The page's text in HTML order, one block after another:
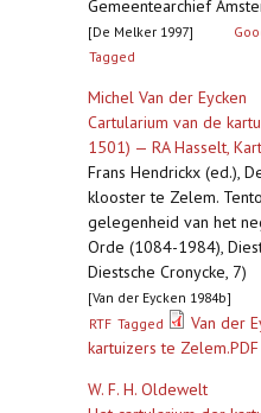
Gemeentearchief
[De Melker 1997]
Tagged
Michel Van der Eycken
Cartularium van de
1501) — RA Hasselt,
Frans Hendrickx (ed.),
klooster te Zelem.
gelegenheid van het
Orde (1084-1984),
Diestsche Cronycke, 7)
[Van der Eycken 1984b]
RTF Tagged
Van der
kartuizers te Zelem.PDF
W. F. H. Oldewelt